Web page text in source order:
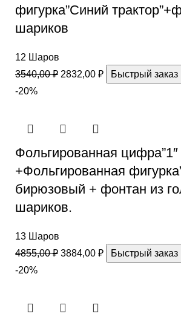
фигурка”Синий
шариков
12 Шаров
3540,00₽ 2832,00 ₽
Быстрый заказ
-20%
Фольгированная цифра”1″
+Фольгированная
бирюзовый + фонтан из
шариков.
13 Шаров
4855,00₽ 3884,00 ₽
Быстрый заказ
-20%